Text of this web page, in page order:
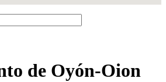
de Oyón-Oion